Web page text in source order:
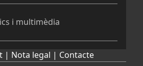
i multimèdia
| Nota legal | Contacte